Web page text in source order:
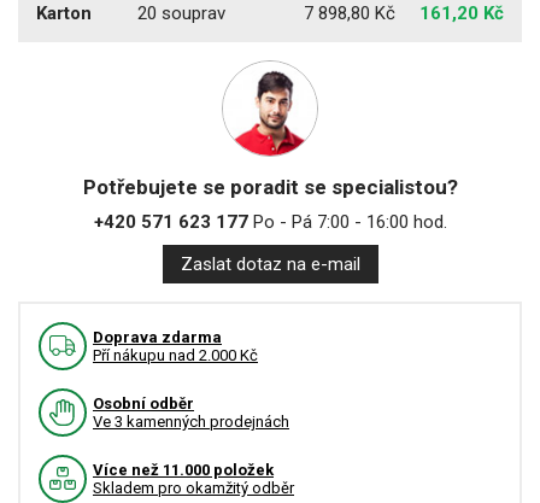
Karton
20 souprav 7 898,80 Kč 161,20 Kč
Potřebujete se poradit se specialistou?
+420 571 623 177Po - Pá 7:00 - 16:00 hod.
Zaslat dotaz na e-mail
Doprava zdarma
Pří nákupu nad 2.000 Kč
Osobní odběr
Ve 3 kamenných prodejnách
Více než 11.000 položek
Skladem pro okamžitý odběr